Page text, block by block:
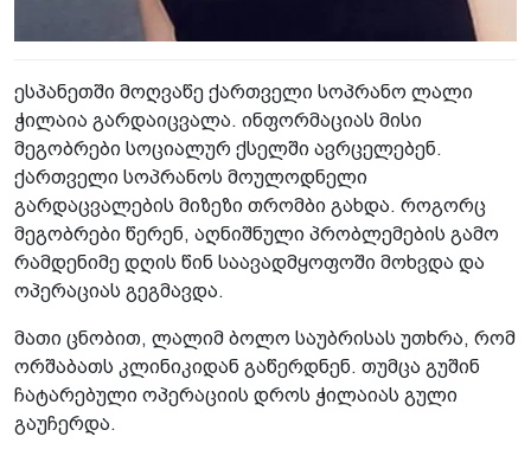
ესპანეთში მოღვაწე ქართველი სოპრანო ლალი
ჭილაია გარდაიცვალა. ინფორმაციას მისი
მეგობრები სოციალურ ქსელში ავრცელებენ.
ქართველი სოპრანოს მოულოდნელი
გარდაცვალების მიზეზი თრომბი გახდა. როგორც
მეგობრები წერენ, აღნიშნული პრობლემების გამო
რამდენიმე დღის წინ საავადმყოფოში მოხვდა და
ოპერაციას გეგმავდა.
მათი ცნობით, ლალიმ ბოლო საუბრისას უთხრა, რომ
ორშაბათს კლინიკიდან გაწერდნენ. თუმცა გუშინ
ჩატარებული ოპერაციის დროს ჭილაიას გული
გაუჩერდა.